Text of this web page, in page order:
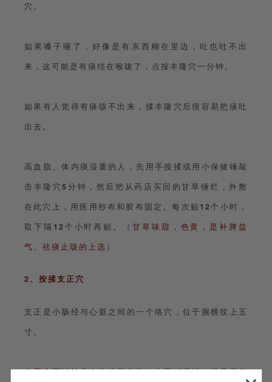
穴。
如果嗓子哑了，好像是有东西糊在里边，吐也吐不出
来，这可能是有痰结在喉咙了，点按丰隆穴一分钟。
如果有人觉得有痰咳不出来，揉丰隆穴后很容易把痰吐
出去。
高血脂、体内痰湿重的人，先用手按揉或用小保健锤敲
击丰隆穴5分钟，然后把从药店买回的甘草锤烂，外敷
在此穴上，用医用纱布和胶布固定。每次贴 12个小时，
取下隔 12个小时再贴。（甘草味甜，色黄，是补脾益
气、祛痰止咳的上选 ）
2、按揉支正穴
支正是小肠经与心脏之间的一个络穴，位于腕横纹上五
寸。
支正穴可以治疗人体的赘生物，中医叫痰结，就是湿气